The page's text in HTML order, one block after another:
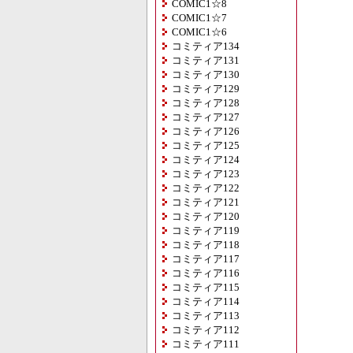
COMIC1☆8
COMIC1☆7
COMIC1☆6
コミティア134
コミティア131
コミティア130
コミティア129
コミティア128
コミティア127
コミティア126
コミティア125
コミティア124
コミティア123
コミティア122
コミティア121
コミティア120
コミティア119
コミティア118
コミティア117
コミティア116
コミティア115
コミティア114
コミティア113
コミティア112
コミティア111